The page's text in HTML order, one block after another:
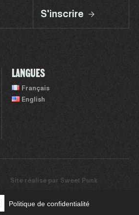
S'inscrire
LANGUES
Français
English
Site réalisé par Sweet Punk
Politique de confidentialité